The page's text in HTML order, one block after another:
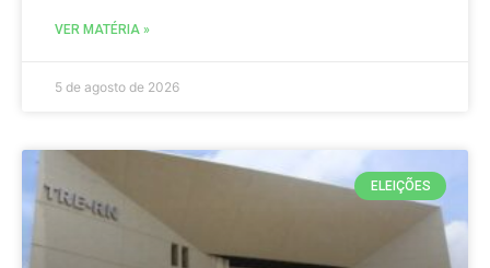
VER MATÉRIA »
5 de agosto de 2026
ELEIÇÕES